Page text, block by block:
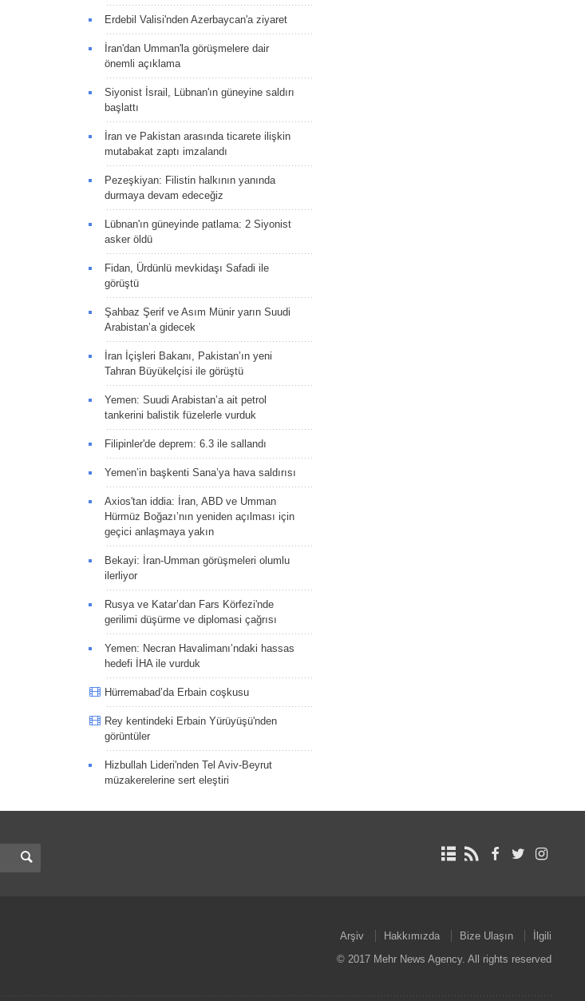
Erdebil Valisi'nden Azerbaycan'a ziyaret
İran'dan Umman'la görüşmelere dair
önemli açıklama
Siyonist İsrail, Lübnan'ın güneyine saldırı
başlattı
İran ve Pakistan arasında ticarete ilişkin
mutabakat zaptı imzalandı
Pezeşkiyan: Filistin halkının yanında
durmaya devam edeceğiz
Lübnan'ın güneyinde patlama: 2 Siyonist
asker öldü
Fidan, Ürdünlü mevkidaşı Safadi ile
görüştü
Şahbaz Şerif ve Asım Münir yarın Suudi
Arabistan’a gidecek
İran İçişleri Bakanı, Pakistan’ın yeni
Tahran Büyükelçisi ile görüştü
Yemen: Suudi Arabistan’a ait petrol
tankerini balistik füzelerle vurduk
Filipinler'de deprem: 6.3 ile sallandı
Yemen’in başkenti Sana’ya hava saldırısı
Axios'tan iddia: İran, ABD ve Umman
Hürmüz Boğazı’nın yeniden açılması için
geçici anlaşmaya yakın
Bekayi: İran-Umman görüşmeleri olumlu
ilerliyor
Rusya ve Katar’dan Fars Körfezi'nde
gerilimi düşürme ve diplomasi çağrısı
Yemen: Necran Havalimanı’ndaki hassas
hedefi İHA ile vurduk
Hürremabad’da Erbain coşkusu
Rey kentindeki Erbain Yürüyüşü'nden
görüntüler
Hizbullah Lideri'nden Tel Aviv-Beyrut
müzakerelerine sert eleştiri
Arşiv Hakkımızda Bize Ulaşın
İlgili
© 2017 Mehr News Agency. All rights reserved